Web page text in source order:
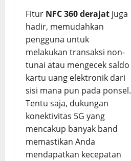
Fitur NFC 360 derajat juga
hadir, memudahkan
pengguna untuk
melakukan transaksi non-
tunai atau mengecek saldo
kartu uang elektronik dari
sisi mana pun pada ponsel.
Tentu saja, dukungan
konektivitas 5G yang
mencakup banyak band
memastikan Anda
mendapatkan kecepatan